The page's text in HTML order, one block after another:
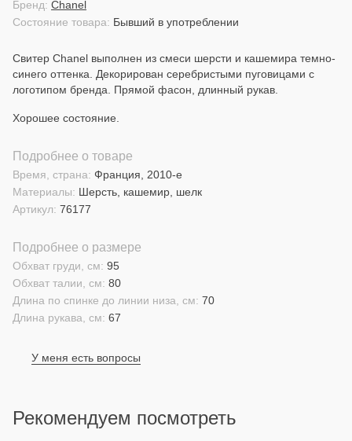
Состояние товара: Бывший в употреблении
Бренд: Chanel
Свитер Chanel выполнен из смеси шерсти и кашемира темно-
синего оттенка. Декорирован серебристыми пуговицами с
логотипом бренда. Прямой фасон, длинный рукав.
Хорошее состояние.
Подробнее о товаре
Материалы: Шерсть, кашемир, шелк
Время, страна: Франция, 2010-е
Артикул: 76177
Подробнее о размере
Длина рукава, см: 67
Длина по спинке до линии низа, см: 70
Обхват талии, см: 80
Обхват груди, см: 95
У меня есть вопросы
Рекомендуем посмотреть